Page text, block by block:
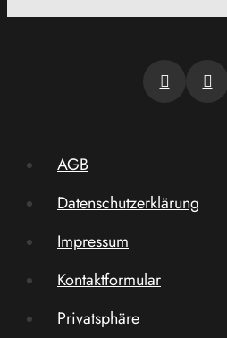
AGB
Datenschutzerklärung
Impressum
Kontaktformular
Privatsphäre